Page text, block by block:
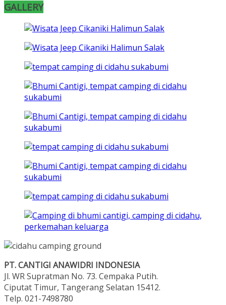
GALLERY
PT. CANTIGI ANAWIDRI INDONESIA
Jl. WR Supratman No. 73. Cempaka Putih.
Ciputat Timur, Tangerang Selatan 15412.
Telp. 021-7498780